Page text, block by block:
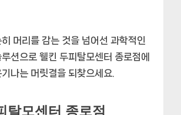
머리를 감는 것을 넘어선 과학적인
션으로 웰킨 두피탈모센터 종로점에
나는 머릿결을 되찾으세요.
탈모센터 종로점